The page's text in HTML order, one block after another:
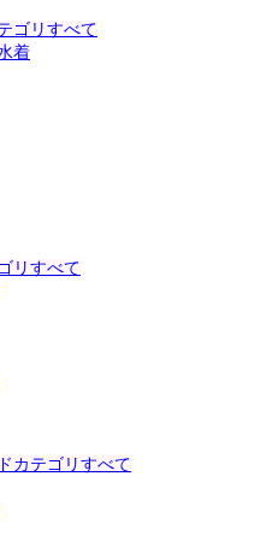
ゴリすべて
着
リすべて
カテゴリすべて